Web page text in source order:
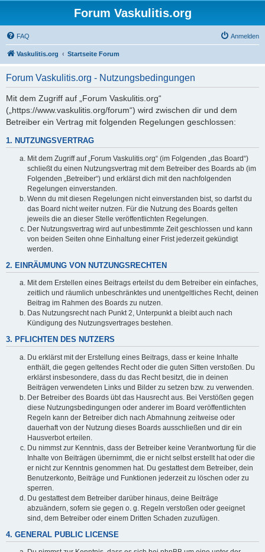
Forum Vaskulitis.org
FAQ Anmelden
Vaskulitis.org Startseite Forum
Forum Vaskulitis.org - Nutzungsbedingungen
Mit dem Zugriff auf „Forum Vaskulitis.org“
(„https://www.vaskulitis.org/forum“) wird zwischen dir und dem
Betreiber ein Vertrag mit folgenden Regelungen geschlossen:
1. NUTZUNGSVERTRAG
Mit dem Zugriff auf „Forum Vaskulitis.org“ (im Folgenden „das Board“)
schließt du einen Nutzungsvertrag mit dem Betreiber des Boards ab (im
Folgenden „Betreiber“) und erklärst dich mit den nachfolgenden
Regelungen einverstanden.
Wenn du mit diesen Regelungen nicht einverstanden bist, so darfst du
das Board nicht weiter nutzen. Für die Nutzung des Boards gelten
jeweils die an dieser Stelle veröffentlichten Regelungen.
Der Nutzungsvertrag wird auf unbestimmte Zeit geschlossen und kann
von beiden Seiten ohne Einhaltung einer Frist jederzeit gekündigt
werden.
2. EINRÄUMUNG VON NUTZUNGSRECHTEN
Mit dem Erstellen eines Beitrags erteilst du dem Betreiber ein einfaches,
zeitlich und räumlich unbeschränktes und unentgeltliches Recht, deinen
Beitrag im Rahmen des Boards zu nutzen.
Das Nutzungsrecht nach Punkt 2, Unterpunkt a bleibt auch nach
Kündigung des Nutzungsvertrages bestehen.
3. PFLICHTEN DES NUTZERS
Du erklärst mit der Erstellung eines Beitrags, dass er keine Inhalte
enthält, die gegen geltendes Recht oder die guten Sitten verstoßen. Du
erklärst insbesondere, dass du das Recht besitzt, die in deinen
Beiträgen verwendeten Links und Bilder zu setzen bzw. zu verwenden.
Der Betreiber des Boards übt das Hausrecht aus. Bei Verstößen gegen
diese Nutzungsbedingungen oder anderer im Board veröffentlichten
Regeln kann der Betreiber dich nach Abmahnung zeitweise oder
dauerhaft von der Nutzung dieses Boards ausschließen und dir ein
Hausverbot erteilen.
Du nimmst zur Kenntnis, dass der Betreiber keine Verantwortung für die
Inhalte von Beiträgen übernimmt, die er nicht selbst erstellt hat oder die
er nicht zur Kenntnis genommen hat. Du gestattest dem Betreiber, dein
Benutzerkonto, Beiträge und Funktionen jederzeit zu löschen oder zu
sperren.
Du gestattest dem Betreiber darüber hinaus, deine Beiträge
abzuändern, sofern sie gegen o. g. Regeln verstoßen oder geeignet
sind, dem Betreiber oder einem Dritten Schaden zuzufügen.
4. GENERAL PUBLIC LICENSE